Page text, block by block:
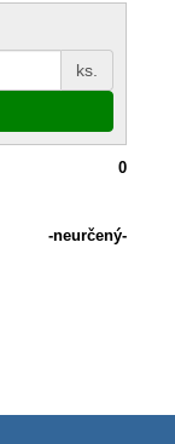
ks.
0
-neurčený-